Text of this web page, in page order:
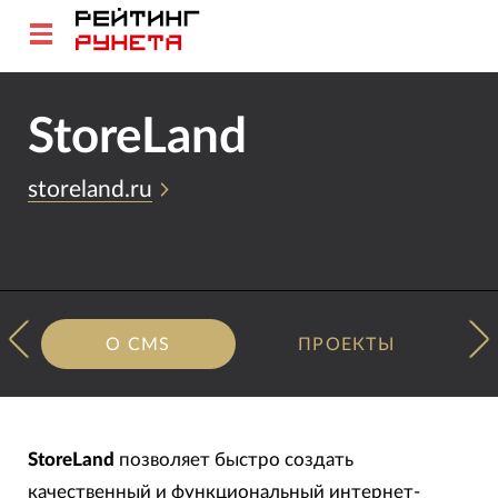
StoreLand
storeland.ru
О CMS ПРОЕКТЫ
StoreLand позволяет быстро создать
качественный и функциональный интернет-